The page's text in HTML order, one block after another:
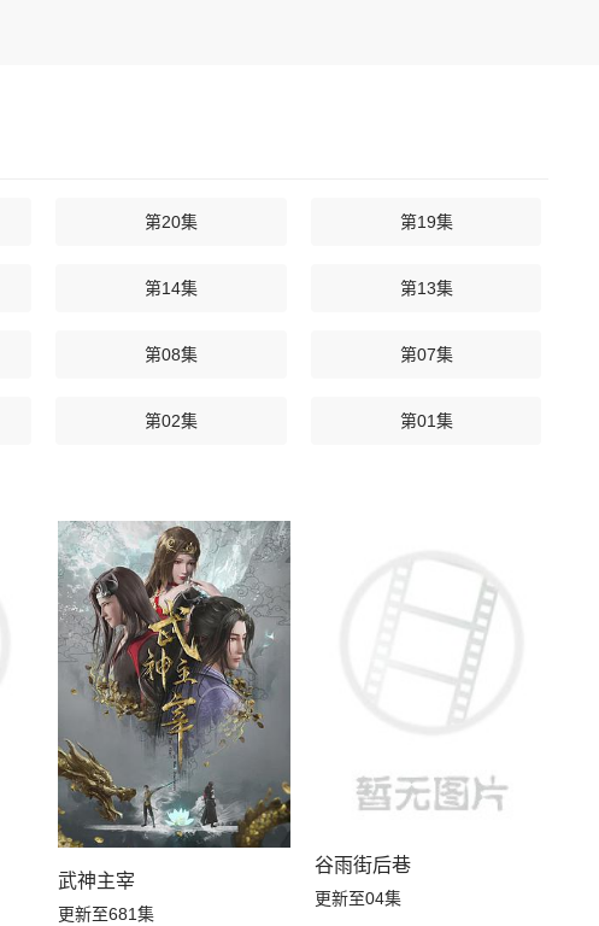
第20集 第19集
第14集 第13集
第08集 第07集
第02集 第01集
武神主宰
更新至681集
谷雨街后巷
更新至04集